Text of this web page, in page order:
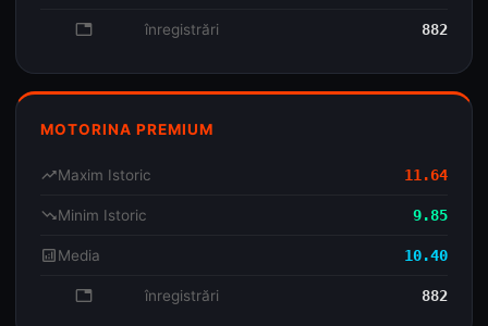
database înregistrări 882
MOTORINA PREMIUM
trending_upMaxim Istoric 11.64
trending_downMinim Istoric 9.85
analyticsMedia 10.40
database înregistrări 882